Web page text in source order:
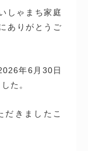
しゃまち家庭
ありがとうご
年6月30日
た。
だきましたこ